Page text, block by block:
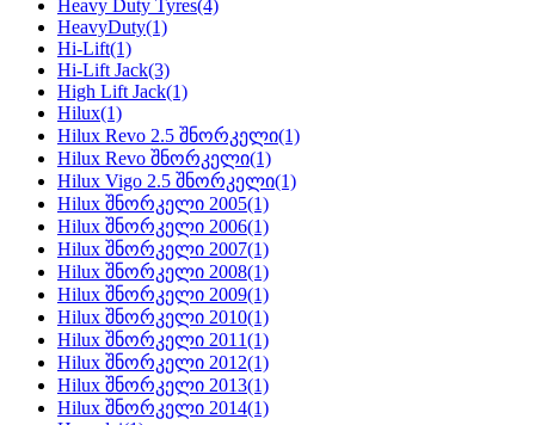
Heavy Duty Tyres(4)
HeavyDuty(1)
Hi-Lift(1)
Hi-Lift Jack(3)
High Lift Jack(1)
Hilux(1)
Hilux Revo 2.5 შნორკელი(1)
Hilux Revo შნორკელი(1)
Hilux Vigo 2.5 შნორკელი(1)
Hilux შნორკელი 2005(1)
Hilux შნორკელი 2006(1)
Hilux შნორკელი 2007(1)
Hilux შნორკელი 2008(1)
Hilux შნორკელი 2009(1)
Hilux შნორკელი 2010(1)
Hilux შნორკელი 2011(1)
Hilux შნორკელი 2012(1)
Hilux შნორკელი 2013(1)
Hilux შნორკელი 2014(1)